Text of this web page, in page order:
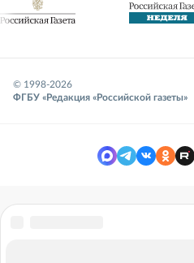
© 1998-2026
ФГБУ «Редакция «Российской газеты»